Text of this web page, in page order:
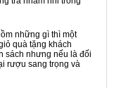
những gì thì một
quà tặng khách
sách nhưng nếu là đối
rượu sang trọng và